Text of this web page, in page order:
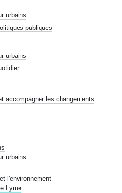
urbains
publiques
urbains
accompagner les changements
urbains
l'environnement
Lyme